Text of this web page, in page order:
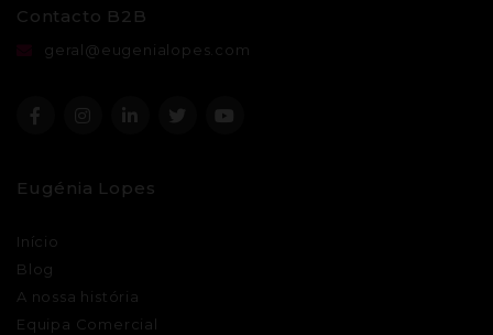
Contacto B2B
geral@eugenialopes.com
Eugénia Lopes
Início
Blog
A nossa história
Equipa Comercial